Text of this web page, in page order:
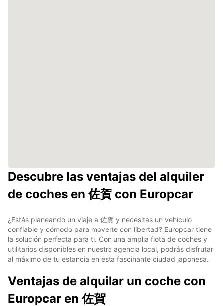
Descubre las ventajas del alquiler
de coches en 佐賀 con Europcar
¿Estás planeando un viaje a 佐賀 y necesitas un vehículo
confiable y cómodo para moverte con libertad? Europcar tiene
la solución perfecta para ti. Con una amplia flota de coches y
utilitarios disponibles en nuestra agencia local, podrás disfrutar
al máximo de tu estancia en esta fascinante ciudad japonesa.
Ventajas de alquilar un coche con
Europcar en 佐賀